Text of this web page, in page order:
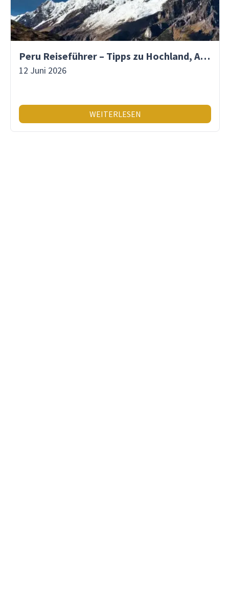
Peru Reiseführer – Tipps zu Hochland, Amazonas & Inka-Erbe
12 Juni 2026
WEITERLESEN